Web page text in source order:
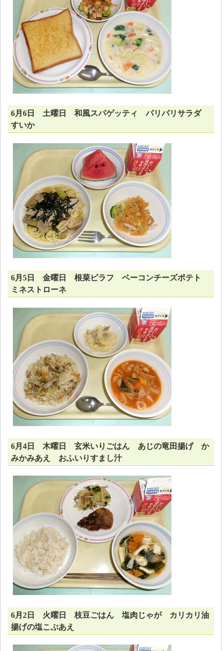
6月6日 土曜日 和風スパゲッティ パリパリサラダ
すいか
6月5日 金曜日 根菜ピラフ ベーコンチーズポテト
ミネストローネ
6月4日 木曜日 玄米いりごはん あじの竜田揚げ か
みかみあえ おふいりすまし汁
6月2日 火曜日 枝豆ごはん 塩肉じゃが カリカリ油
揚げの塩こぶあえ